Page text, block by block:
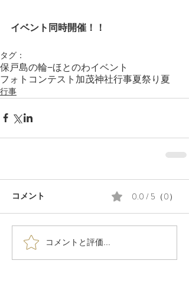
イベント同時開催！！
タグ：
保戸島の輪−ほとのわイベント
フォトコンテスト 加茂神社行事夏祭り 夏
行事
コメント 0.0 / 5（0）
コメントと評価...